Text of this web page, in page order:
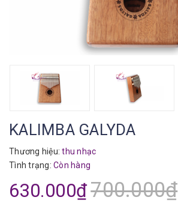
KALIMBA GALYDA
Thương hiệu: thu nhạc
Tình trạng: Còn hàng
630.000₫700.000₫